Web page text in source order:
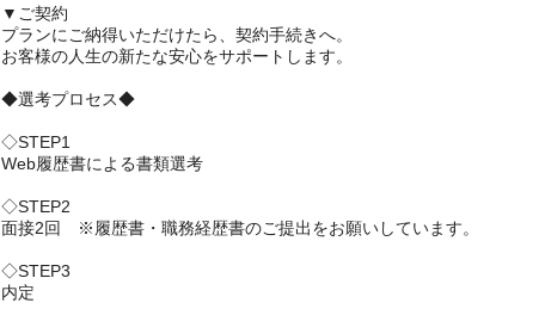
▼ご契約
プランにご納得いただけたら、契約手続きへ。
お客様の人生の新たな安心をサポートします。
◆選考プロセス◆
◇STEP1
Web履歴書による書類選考
◇STEP2
面接2回 ※履歴書・職務経歴書のご提出をお願いしています。
◇STEP3
内定